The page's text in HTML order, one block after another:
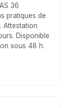
36
pratiques de
Attestation
Disponible
sous 48 h.